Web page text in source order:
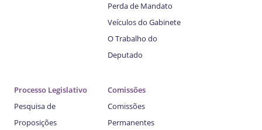
Perda de Mandato
Veículos do Gabinete
O Trabalho do
Deputado
Processo Legislativo
Pesquisa de
Proposições
Comissões
Comissões
Permanentes